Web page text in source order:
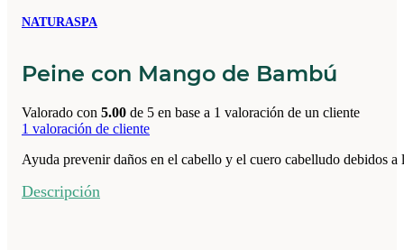
NATURASPA
Peine con Mango de Bambú
Valorado con 5.00 de 5 en base a 1 valoración de un cliente
1 valoración de cliente
Ayuda prevenir daños en el cabello y el cuero cabelludo debidos
Descripción